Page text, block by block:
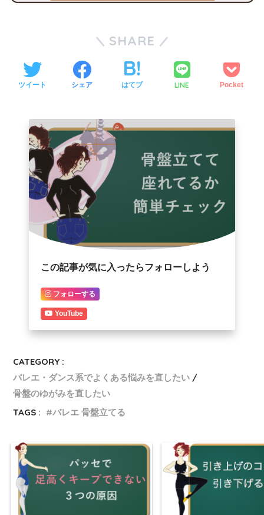
SHARE
ツイート シェア はてブ LINE Pocket
この記事が気に入ったらフォローしよう
フォローする
YouTube
CATEGORY :
バレエ・ダンス系でよくある悩みを直したい
骨盤のゆがみを直したい
TAGS :
バレエ 骨盤立てる